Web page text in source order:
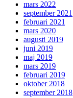
mars 2022
september 2021
februari 2021
mars 2020
augusti 2019
juni 2019
maj 2019
mars 2019
februari 2019
oktober 2018
september 2018